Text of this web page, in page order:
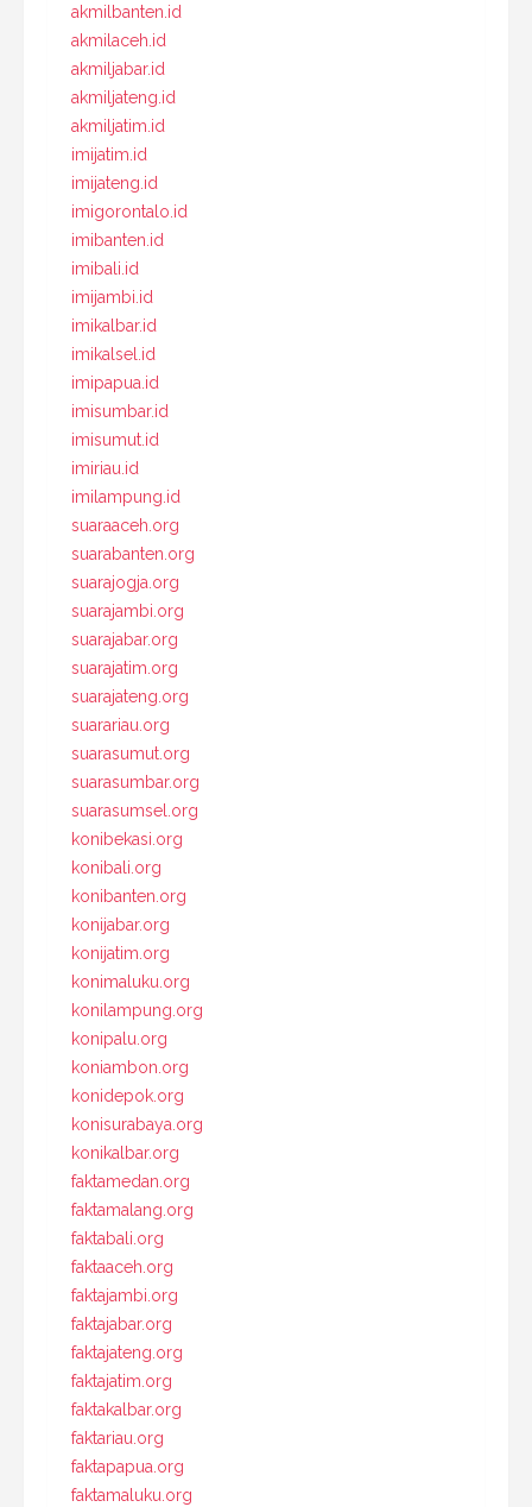
akmilbanten.id
akmilaceh.id
akmiljabar.id
akmiljateng.id
akmiljatim.id
imijatim.id
imijateng.id
imigorontalo.id
imibanten.id
imibali.id
imijambi.id
imikalbar.id
imikalsel.id
imipapua.id
imisumbar.id
imisumut.id
imiriau.id
imilampung.id
suaraaceh.org
suarabanten.org
suarajogja.org
suarajambi.org
suarajabar.org
suarajatim.org
suarajateng.org
suarariau.org
suarasumut.org
suarasumbar.org
suarasumsel.org
konibekasi.org
konibali.org
konibanten.org
konijabar.org
konijatim.org
konimaluku.org
konilampung.org
konipalu.org
koniambon.org
konidepok.org
konisurabaya.org
konikalbar.org
faktamedan.org
faktamalang.org
faktabali.org
faktaaceh.org
faktajambi.org
faktajabar.org
faktajateng.org
faktajatim.org
faktakalbar.org
faktariau.org
faktapapua.org
faktamaluku.org